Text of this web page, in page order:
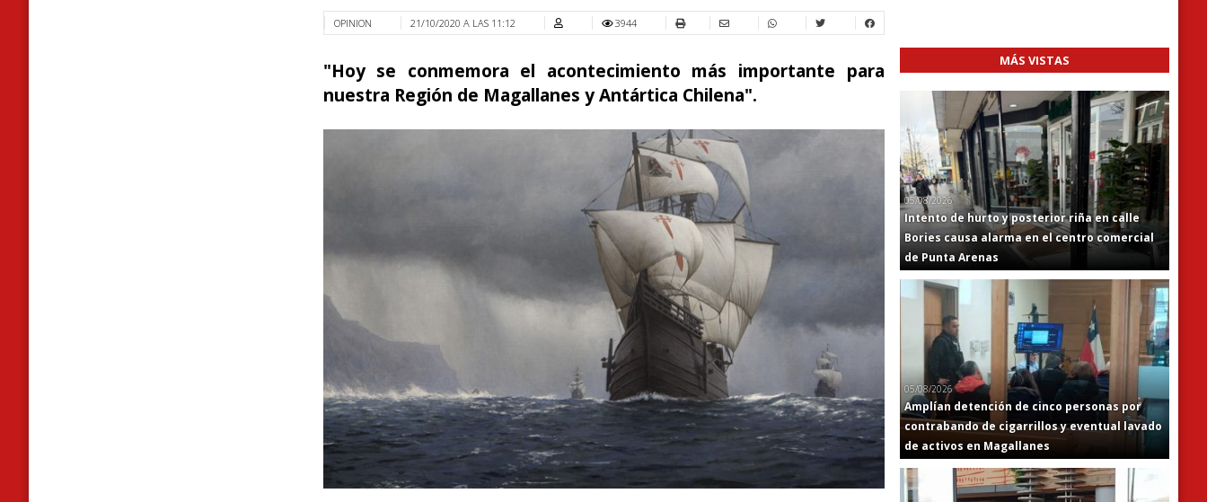
OPINION 21/10/2020 A LAS 11:12 3944
"Hoy se conmemora el acontecimiento más importante para
nuestra Región de Magallanes y Antártica Chilena".
MÁS VISTAS
05/08/2026
Intento de hurto y posterior riña en calle
Bories causa alarma en el centro comercial
de Punta Arenas
05/08/2026
Amplían detención de cinco personas por
contrabando de cigarrillos y eventual lavado
de activos en Magallanes